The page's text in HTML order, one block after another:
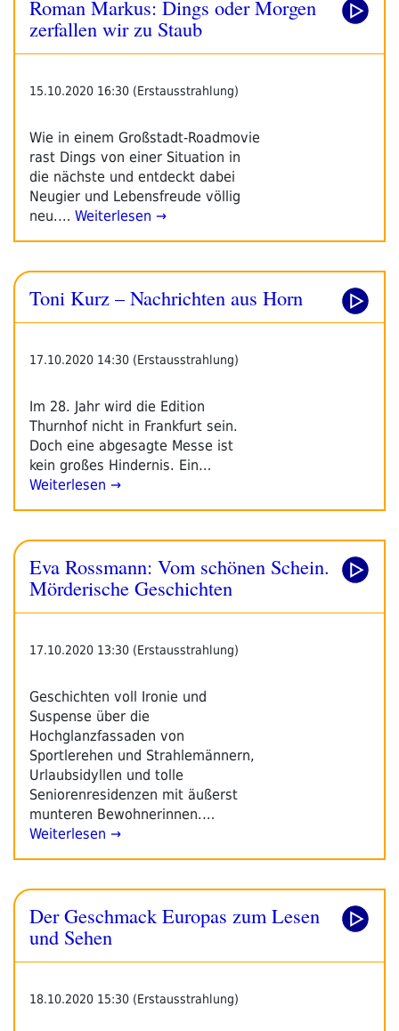
Roman Markus: Dings oder Morgen
zerfallen wir zu Staub
15.10.2020 16:30 (Erstausstrahlung)
Wie in einem Großstadt-Roadmovie
rast Dings von einer Situation in
die nächste und entdeckt dabei
Neugier und Lebensfreude völlig
neu.… Weiterlesen →
Toni Kurz – Nachrichten aus Horn
17.10.2020 14:30 (Erstausstrahlung)
Im 28. Jahr wird die Edition
Thurnhof nicht in Frankfurt sein.
Doch eine abgesagte Messe ist
kein großes Hindernis. Ein…
Weiterlesen →
Eva Rossmann: Vom schönen Schein.
Mörderische Geschichten
17.10.2020 13:30 (Erstausstrahlung)
Geschichten voll Ironie und
Suspense über die
Hochglanzfassaden von
Sportlerehen und Strahlemännern,
Urlaubsidyllen und tolle
Seniorenresidenzen mit äußerst
munteren Bewohnerinnen.…
Weiterlesen →
Der Geschmack Europas zum Lesen
und Sehen
18.10.2020 15:30 (Erstausstrahlung)